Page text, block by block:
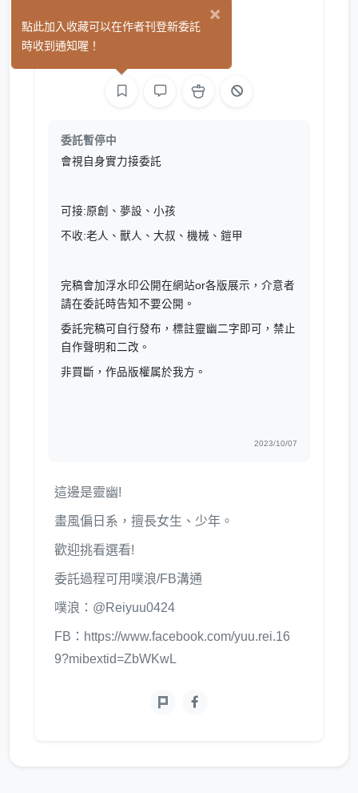
靈幽 (0)
委託暫停中
會視自身實力接委託
可接:原創、夢設、小孩
不收:老人、獸人、大叔、機械、鎧甲
完稿會加浮水印公開在網站or各版展示，介意者
請在委託時告知不要公開。
委託完稿可自行發布，標註靈幽二字即可，禁止
自作聲明和二改。
非買斷，作品版權属於我方。
2023/10/07
這邊是靈幽!
畫風偏日系，擅長女生、少年。
歡迎挑看選看!
委託過程可用噗浪/FB溝通
噗浪：@Reiyuu0424
FB：https://www.facebook.com/yuu.rei.16
9?mibextid=ZbWKwL
×
點此加入收藏可以在作者刊登新委託
時收到通知喔！